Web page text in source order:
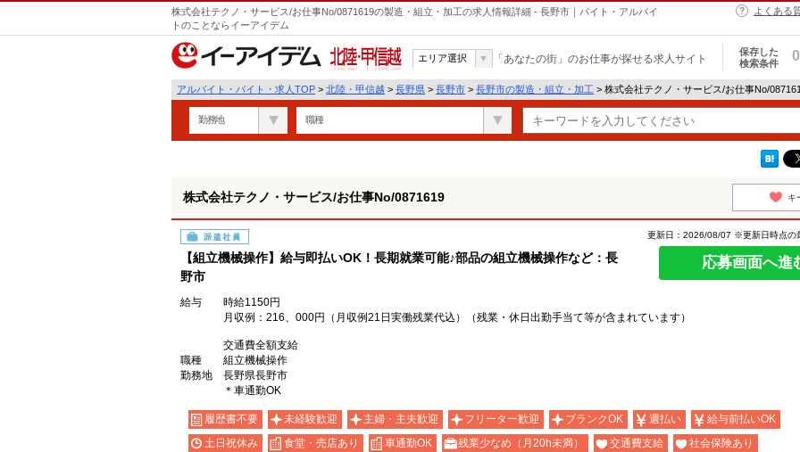
株式会社テクノ・サービス/お仕事No/0871619の製造・組立・加工の求人情報詳細 - 長野市｜バイト・アルバイ
トのことならイーアイデム
よくある
北陸・甲信越
エリア選択 「あなたの街」のお仕事が探せる求人サイト
保存した
検索条件
0
アルバイト・バイト・求人TOP > 北陸・甲信越 > 長野県 > 長野市 > 長野市の製造・組立・加工 > 株式会社テクノ・サービス/お仕事No/
勤務地 職種
株式会社テクノ・サービス/お仕事No/0871619 キ
派遣社員
【組立機械操作】給与即払いOK！長期就業可能♪部品の組立機械操作など：長
野市
更新日：2026/08/07 ※更新日時点の
応募画面へ進
給与
時給1150円
月収例：216、000円（月収例21日実働残業代込）（残業・休日出勤手当て等が含まれています）
交通費全額支給
職種
組立機械操作
勤務地
長野県長野市
＊車通勤OK
履歴書不要 未経験歓迎 主婦・主夫歓迎 フリーター歓迎 ブランクOK 週払い
給与前払いOK
土日祝休み
食堂・売店あり 車通勤OK 残業少なめ（月20h未満） 交通費支給
社会保険あり